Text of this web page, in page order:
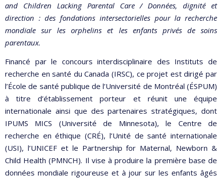
and Children Lacking Parental Care / Données, dignité et
direction : des fondations intersectorielles pour la recherche
mondiale sur les orphelins et les enfants privés de soins
parentaux.
Financé par le concours interdisciplinaire des Instituts de
recherche en santé du Canada (IRSC), ce projet est dirigé par
l’École de santé publique de l’Université de Montréal (ÉSPUM)
à titre d’établissement porteur et réunit une équipe
internationale ainsi que des partenaires stratégiques, dont
IPUMS MICS (Université de Minnesota), le Centre de
recherche en éthique (CRÉ), l’Unité de santé internationale
(USI), l’UNICEF et le Partnership for Maternal, Newborn &
Child Health (PMNCH). Il vise à produire la première base de
données mondiale rigoureuse et à jour sur les enfants âgés